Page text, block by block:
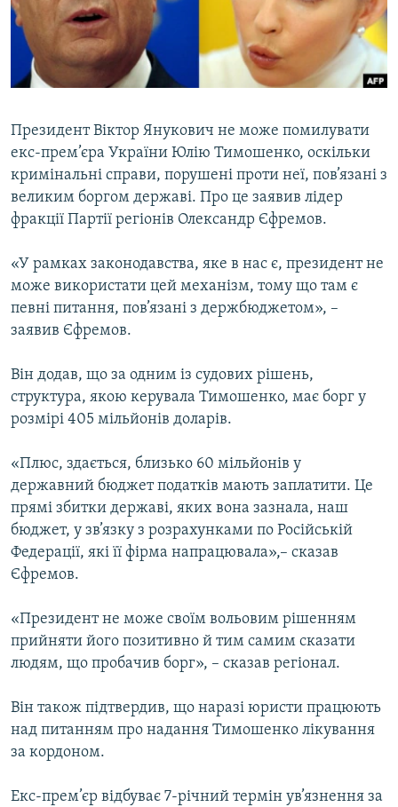
ВІДЕОУРОКИ «ELIFBE»
СВІДЧЕННЯ ОКУПАЦІЇ
УКРАЇНСЬКА ПРОБЛЕМА КРИМУ
Русский
Qırımtatar
Усі сайти RFE/RL
Президент Віктор Янукович не може помилувати
екс-прем’єра України Юлію Тимошенко, оскільки
кримінальні справи, порушені проти неї, пов’язані з
великим боргом державі. Про це заявив лідер
фракції Партії регіонів Олександр Єфремов.
«У рамках законодавства, яке в нас є, президент не
може використати цей механізм, тому що там є
певні питання, пов’язані з держбюджетом», –
заявив Єфремов.
Він додав, що за одним із судових рішень,
структура, якою керувала Тимошенко, має борг у
розмірі 405 мільйонів доларів.
«Плюс, здається, близько 60 мільйонів у
державний бюджет податків мають заплатити. Це
прямі збитки державі, яких вона зазнала, наш
бюджет, у зв’язку з розрахунками по Російській
Федерації, які її фірма напрацювала»,– сказав
Єфремов.
«Президент не може своїм вольовим рішенням
прийняти його позитивно й тим самим сказати
людям, що пробачив борг», – сказав регіонал.
Він також підтвердив, що наразі юристи працюють
над питанням про надання Тимошенко лікування
за кордоном.
Екс-прем’єр відбуває 7-річний термін ув’язнення за